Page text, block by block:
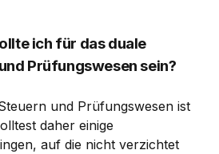
ich für das duale
Prüfungswesen sein?
und Prüfungswesen ist
daher einige
auf die nicht verzichtet